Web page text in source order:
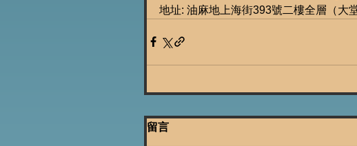
地址: 油麻地上海街393號二樓全層（大
留言